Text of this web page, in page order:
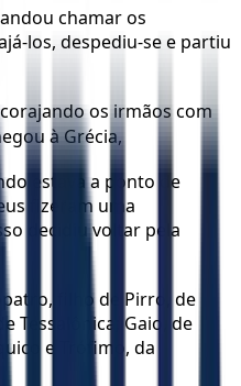
chamar os
los, despediu-se e partiu
os irmãos com
à Grécia,
estava a ponto de
fizeram uma
decidiu voltar pela
filho de Pirro, de
Tessalônica; Gaio, de
e Trófimo, da